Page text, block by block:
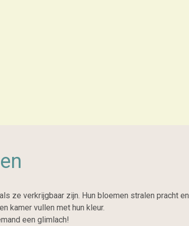
ze verkrijgbaar zijn. Hun bloemen stralen pracht en
kamer vullen met hun kleur.
een glimlach!